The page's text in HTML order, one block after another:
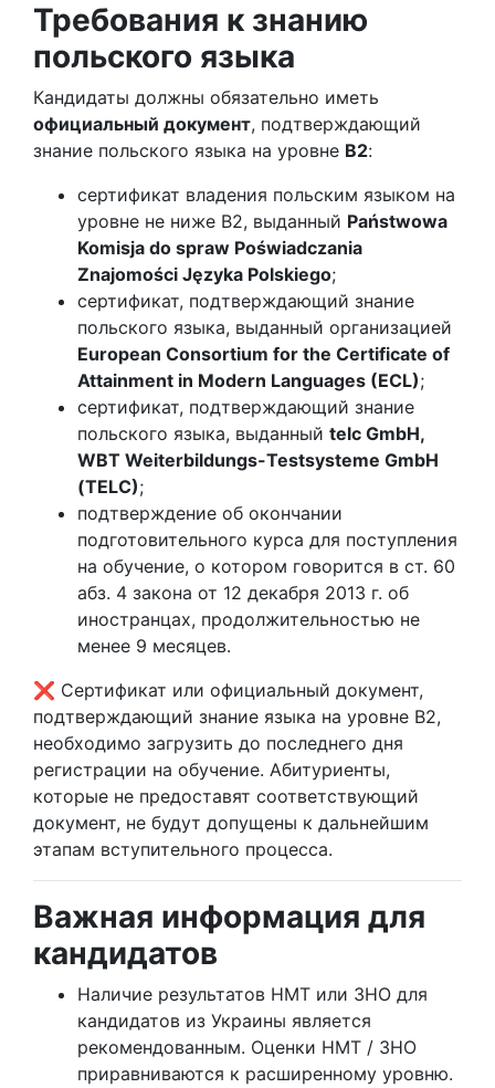
Требования к знанию
польского языка
Кандидаты должны обязательно иметь
официальный документ, подтверждающий
знание польского языка на уровне B2:
сертификат владения польским языком на
уровне не ниже B2, выданный Państwowa
Komisja do spraw Poświadczania
Znajomości Języka Polskiego;
сертификат, подтверждающий знание
польского языка, выданный организацией
European Consortium for the Certificate of
Attainment in Modern Languages (ECL);
сертификат, подтверждающий знание
польского языка, выданный telc GmbH,
WBT Weiterbildungs-Testsysteme GmbH
(TELC);
подтверждение об окончании
подготовительного курса для поступления
на обучение, о котором говорится в ст. 60
абз. 4 закона от 12 декабря 2013 г. об
иностранцах, продолжительностью не
менее 9 месяцев.
❌ Сертификат или официальный документ,
подтверждающий знание языка на уровне B2,
необходимо загрузить до последнего дня
регистрации на обучение. Абитуриенты,
которые не предоставят соответствующий
документ, не будут допущены к дальнейшим
этапам вступительного процесса.
Важная информация для
кандидатов
Наличие результатов НМТ или ЗНО для
кандидатов из Украины является
рекомендованным. Оценки НМТ / ЗНО
приравниваются к расширенному уровню.